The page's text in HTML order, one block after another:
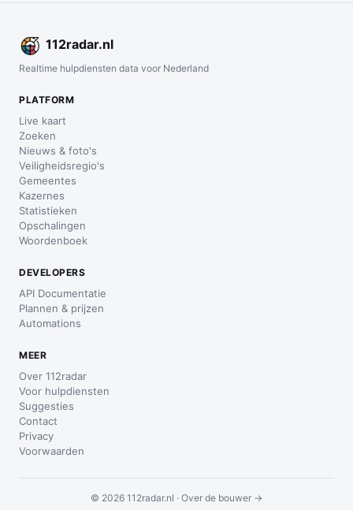
112radar.nl
Realtime hulpdiensten data voor Nederland
PLATFORM
Live kaart
Zoeken
Nieuws & foto's
Veiligheidsregio's
Gemeentes
Kazernes
Statistieken
Opschalingen
Woordenboek
DEVELOPERS
API Documentatie
Plannen & prijzen
Automations
MEER
Over 112radar
Voor hulpdiensten
Suggesties
Contact
Privacy
Voorwaarden
© 2026 112radar.nl · Over de bouwer →